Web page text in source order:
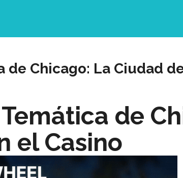
de Chicago: La Ciudad
de
el Casino